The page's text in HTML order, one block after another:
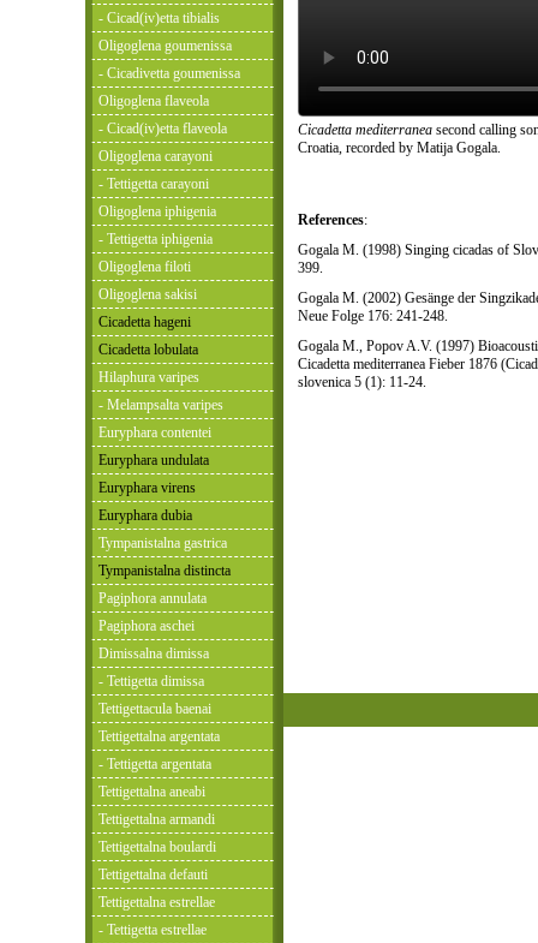
Cicadetta mediterranea second calling
Croatia, recorded by Matija Gogala.
References:
Gogala M. (1998) Singing cicadas of
399.
Gogala M. (2002) Gesänge der
Neue Folge 176: 241-248.
Gogala M., Popov A.V. (1997)
Cicadetta mediterranea Fieber 1876
slovenica 5 (1): 11-24.
- Cicad(iv)etta tibialis
Oligoglena goumenissa
- Cicadivetta goumenissa
Oligoglena flaveola
- Cicad(iv)etta flaveola
Oligoglena carayoni
- Tettigetta carayoni
Oligoglena iphigenia
- Tettigetta iphigenia
Oligoglena filoti
Oligoglena sakisi
Cicadetta hageni
Cicadetta lobulata
Hilaphura varipes
- Melampsalta varipes
Euryphara contentei
Euryphara undulata
Euryphara virens
Euryphara dubia
Tympanistalna gastrica
Tympanistalna distincta
Pagiphora annulata
Pagiphora aschei
Dimissalna dimissa
- Tettigetta dimissa
Tettigettacula baenai
Tettigettalna argentata
- Tettigetta argentata
Tettigettalna aneabi
Tettigettalna armandi
Tettigettalna boulardi
Tettigettalna defauti
Tettigettalna estrellae
- Tettigetta estrellae